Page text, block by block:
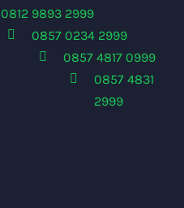
0812 9893 2999
0857 0234 2999
0857 4817 0999
0857 4831
2999